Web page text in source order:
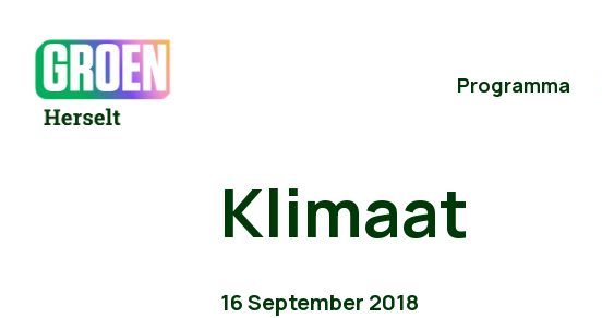
Programma
Klimaat
16 September 2018